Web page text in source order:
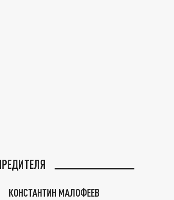
КОНСТАНТИН МАЛОФЕЕВ